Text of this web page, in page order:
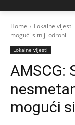
Home Lokalne vijesti
mogući sitniji odroni
Lokalne vijesti
AMSCG:
mogući